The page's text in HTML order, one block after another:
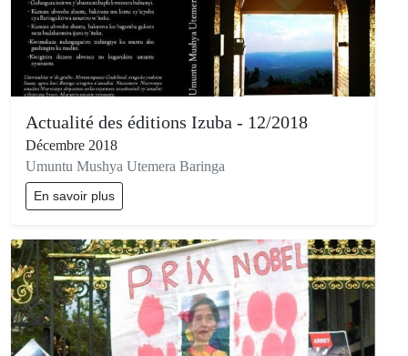
Actualité des éditions Izuba - 12/2018
Décembre 2018
Umuntu Mushya Utemera Baringa
En savoir plus